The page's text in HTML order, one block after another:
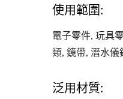
使用範圍:
電子零件, 玩具
類, 鏡帶, 潛水儀
泛用材質: